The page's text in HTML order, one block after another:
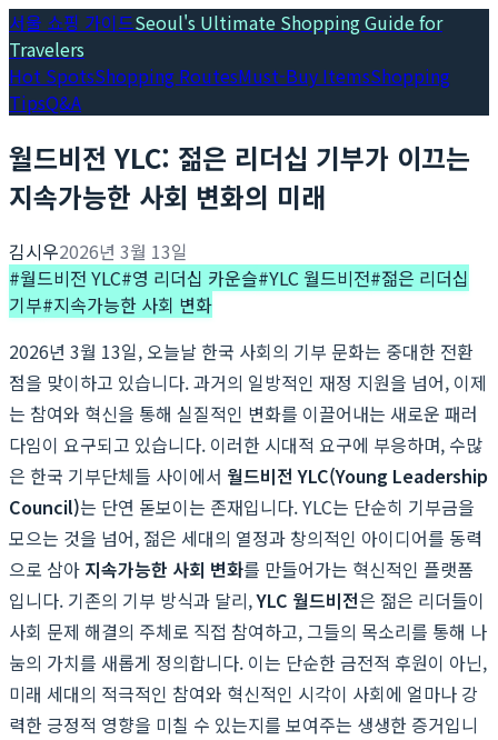
서울 쇼핑 가이드Seoul's Ultimate Shopping Guide for
Travelers
Hot SpotsShopping RoutesMust-Buy ItemsShopping
TipsQ&A
월드비전 YLC: 젊은 리더십 기부가 이끄는
지속가능한 사회 변화의 미래
김시우2026년 3월 13일
#월드비전 YLC#영 리더십 카운슬#YLC 월드비전#젊은 리더십
기부#지속가능한 사회 변화
2026년 3월 13일, 오늘날 한국 사회의 기부 문화는 중대한 전환
점을 맞이하고 있습니다. 과거의 일방적인 재정 지원을 넘어, 이제
는 참여와 혁신을 통해 실질적인 변화를 이끌어내는 새로운 패러
다임이 요구되고 있습니다. 이러한 시대적 요구에 부응하며, 수많
은 한국 기부단체들 사이에서 월드비전 YLC(Young Leadership
Council)는 단연 돋보이는 존재입니다. YLC는 단순히 기부금을
모으는 것을 넘어, 젊은 세대의 열정과 창의적인 아이디어를 동력
으로 삼아 지속가능한 사회 변화를 만들어가는 혁신적인 플랫폼
입니다. 기존의 기부 방식과 달리,YLC 월드비전은 젊은 리더들이
사회 문제 해결의 주체로 직접 참여하고, 그들의 목소리를 통해 나
눔의 가치를 새롭게 정의합니다. 이는 단순한 금전적 후원이 아닌,
미래 세대의 적극적인 참여와 혁신적인 시각이 사회에 얼마나 강
력한 긍정적 영향을 미칠 수 있는지를 보여주는 생생한 증거입니